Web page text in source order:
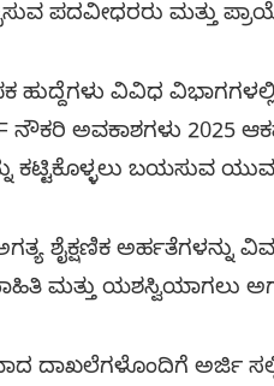
ಪದವೀಧರರು ಮತ್ತು
ಹುದ್ದೆಗಳು ವಿವಿಧ
ನೌಕರಿ ಅವಕಾಶಗಳು 2025
ಕಟ್ಟಿಕೊಳ್ಳಲು ಬಯಸುವ
ಶೈಕ್ಷಣಿಕ ಅರ್ಹತೆಗಳನ್ನು
ಮತ್ತು ಯಶಸ್ವಿಯಾಗಲು
ದಾಖಲೆಗಳೊಂದಿಗೆ ಅರ್ಜಿ